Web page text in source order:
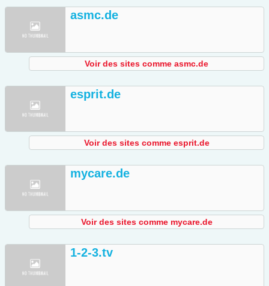
asmc.de
Voir des sites comme asmc.de
esprit.de
Voir des sites comme esprit.de
mycare.de
Voir des sites comme mycare.de
1-2-3.tv